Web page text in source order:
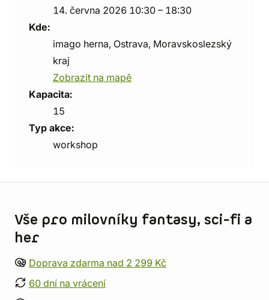
14. června 2026 10:30 – 18:30
Kde:
imago herna, Ostrava, Moravskoslezský
kraj
Zobrazit na mapě
Kapacita:
15
Typ akce:
workshop
Vše pro milovníky fantasy, sci-fi a
her
Doprava zdarma nad 2 299 Kč
60 dní na vrácení